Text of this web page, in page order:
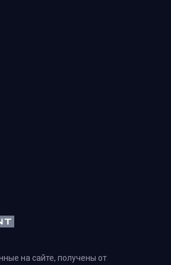
на сайте, получены от